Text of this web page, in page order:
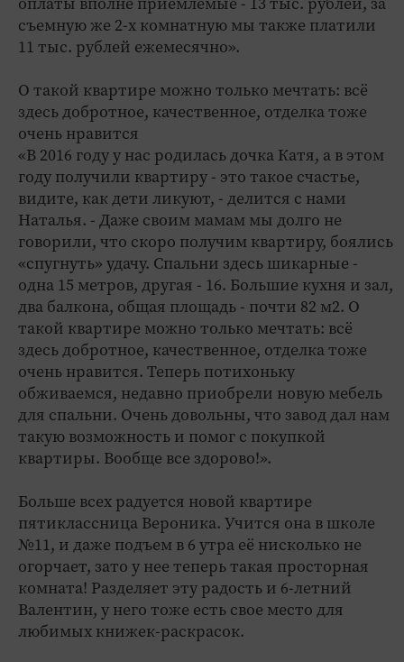
съемную же 2-х комнатную мы также платили
11 тыс. рублей ежемесячно».
О такой квартире можно только мечтать: всё
здесь добротное, качественное, отделка тоже
очень нравится
«В 2016 году у нас родилась дочка Катя, а в этом
году получили квартиру - это такое счастье,
видите, как дети ликуют, - делится с нами
Наталья. - Даже своим мамам мы долго не
говорили, что скоро получим квартиру, боялись
«спугнуть» удачу. Спальни здесь шикарные -
одна 15 метров, другая - 16. Большие кухня и зал,
два балкона, общая площадь - почти 82 м2. О
такой квартире можно только мечтать: всё
здесь добротное, качественное, отделка тоже
очень нравится. Теперь потихоньку
обживаемся, недавно приобрели новую мебель
для спальни. Очень довольны, что завод дал нам
такую возможность и помог с покупкой
квартиры. Вообще все здорово!».
Больше всех радуется новой квартире
пятиклассница Вероника. Учится она в школе
№11, и даже подъем в 6 утра её нисколько не
огорчает, зато у нее теперь такая просторная
комната! Разделяет эту радость и 6-летний
Валентин, у него тоже есть свое место для
любимых книжек-раскрасок.